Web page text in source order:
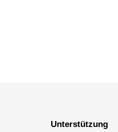
Unterstützung